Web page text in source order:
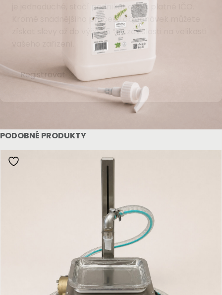
PODOBNÉ PRODUKTY
je jednoduché, stačí podnikat a mít platné IČO.
Kromě snadnějšího procesu objednávek můžete
získat slevy až do výše 25 % v závislosti na velikosti
Registrovat